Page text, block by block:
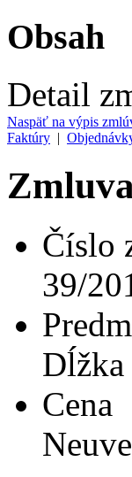
Obsah
Detail
Naspäť na výpis
Faktúry |
Číslo
39/
Cena